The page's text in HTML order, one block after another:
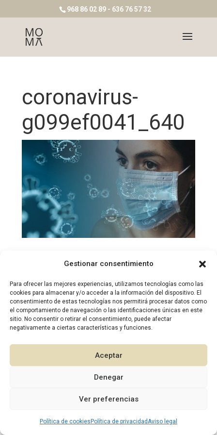
Gestionar consentimiento
Para ofrecer las mejores experiencias, utilizamos tecnologías como las
cookies para almacenar y/o acceder a la información del dispositivo. El
consentimiento de estas tecnologías nos permitirá procesar datos como
el comportamiento de navegación o las identificaciones únicas en este
sitio. No consentir o retirar el consentimiento, puede afectar
negativamente a ciertas características y funciones.
Aceptar
Denegar
Ver preferencias
Política de cookies Política de privacidadAviso legal
968 86 02 89 - 636 76 57 32
coronavirus-
g099ef0041_640